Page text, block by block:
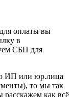
оплаты вы
в
СБП для
ИП или юр.лица
то мы так
как всё